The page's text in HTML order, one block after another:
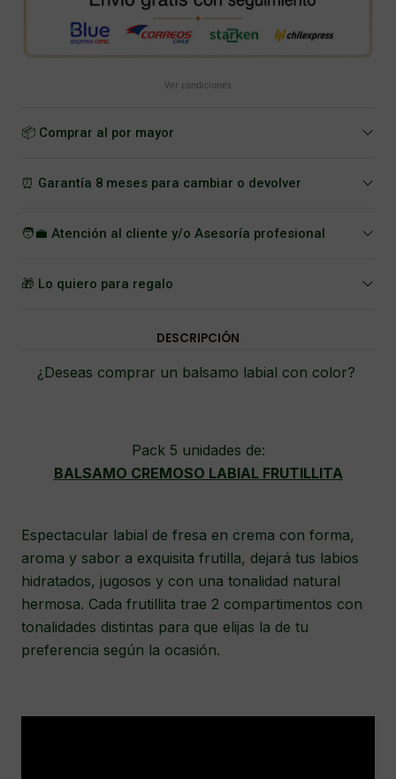
Ver condiciones
📦 Comprar al por mayor
⏰ Garantía 8 meses para cambiar o devolver
🧑‍💼 Atención al cliente y/o Asesoría profesional
🎁 Lo quiero para regalo
DESCRIPCIÓN
¿Deseas comprar un balsamo labial con color?
Pack 5 unidades de:
BALSAMO CREMOSO LABIAL FRUTILLITA
Espectacular labial de fresa en crema con forma,
aroma y sabor a exquisita frutilla, dejará tus labios
hidratados, jugosos y con una tonalidad natural
hermosa. Cada frutillita trae 2 compartimentos con
tonalidades distintas para que elijas la de tu
preferencia según la ocasión.